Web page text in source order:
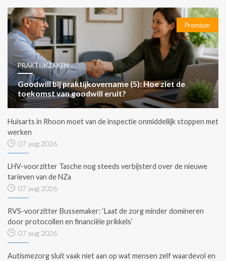
Premium
PRAKTIJKZAKEN
Goodwill bij praktijkovername (5): Hoe ziet de
toekomst van goodwill eruit?
Huisarts in Rhoon moet van de inspectie onmiddellijk stoppen met
werken
07 aug 2026
LHV-voorzitter Tasche nog steeds verbijsterd over de nieuwe
tarieven van de NZa
07 aug 2026
RVS-voorzitter Bussemaker: ‘Laat de zorg minder domineren
door protocollen en financiële prikkels’
07 aug 2026
Autismezorg sluit vaak niet aan op wat mensen zelf waardevol en